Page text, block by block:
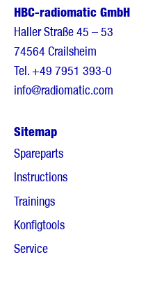
HBC-radiomatic GmbH
Haller Straße 45 – 53
74564 Crailsheim
Tel.+49 7951 393-0
info@radiomatic.com
Sitemap
Spareparts
Instructions
Trainings
Konfigtools
Service